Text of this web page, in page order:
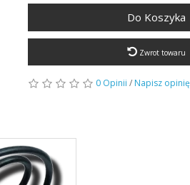
Do Koszyka
Zwrot towaru
0 Opinii / Napisz opinię